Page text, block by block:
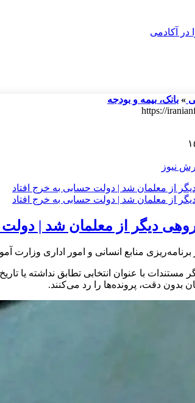
در آکادمی
» بانک، بیمه و بودجه
https://
نیوز
دیگر از معلمان شد |
منابع انسانی و امور اداری وزارت آموزش و پرورش اعلام کرد
مستندات با عنوان انتخابی تطابق نداشته یا
بدون دقت، پرونده‌ها را رد می‌کنند.